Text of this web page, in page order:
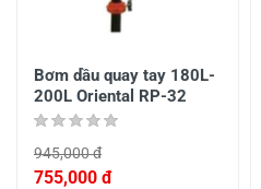
Bơm dầu quay tay 180L-
200L Oriental RP-32
945,000 đ
755,000 đ